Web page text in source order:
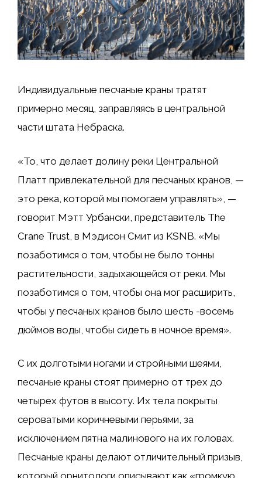
Индивидуальные песчаные краны тратят
примерно месяц, заправляясь в центральной
части штата Небраска.
«То, что делает долину реки Центральной
Платт привлекательной для песчаных кранов, —
это река, которой мы помогаем управлять», —
говорит Мэтт Урбански, представитель The
Crane Trust, в Мэдисон Смит из KSNB. «Мы
позаботимся о том, чтобы не было тонны
растительности, задыхающейся от реки. Мы
позаботимся о том, чтобы она мог расширить,
чтобы у песчаных кранов было шесть -восемь
дюймов воды, чтобы сидеть в ночное время».
С их долготыми ногами и стройными шеями,
песчаные краны стоят примерно от трех до
четырех футов в высоту. Их тела покрыты
сероватыми коричневыми перьями, за
исключением пятна малинового на их головах.
Песчаные краны делают отличительный призыв,
который орнитологи описывают как «громкую,